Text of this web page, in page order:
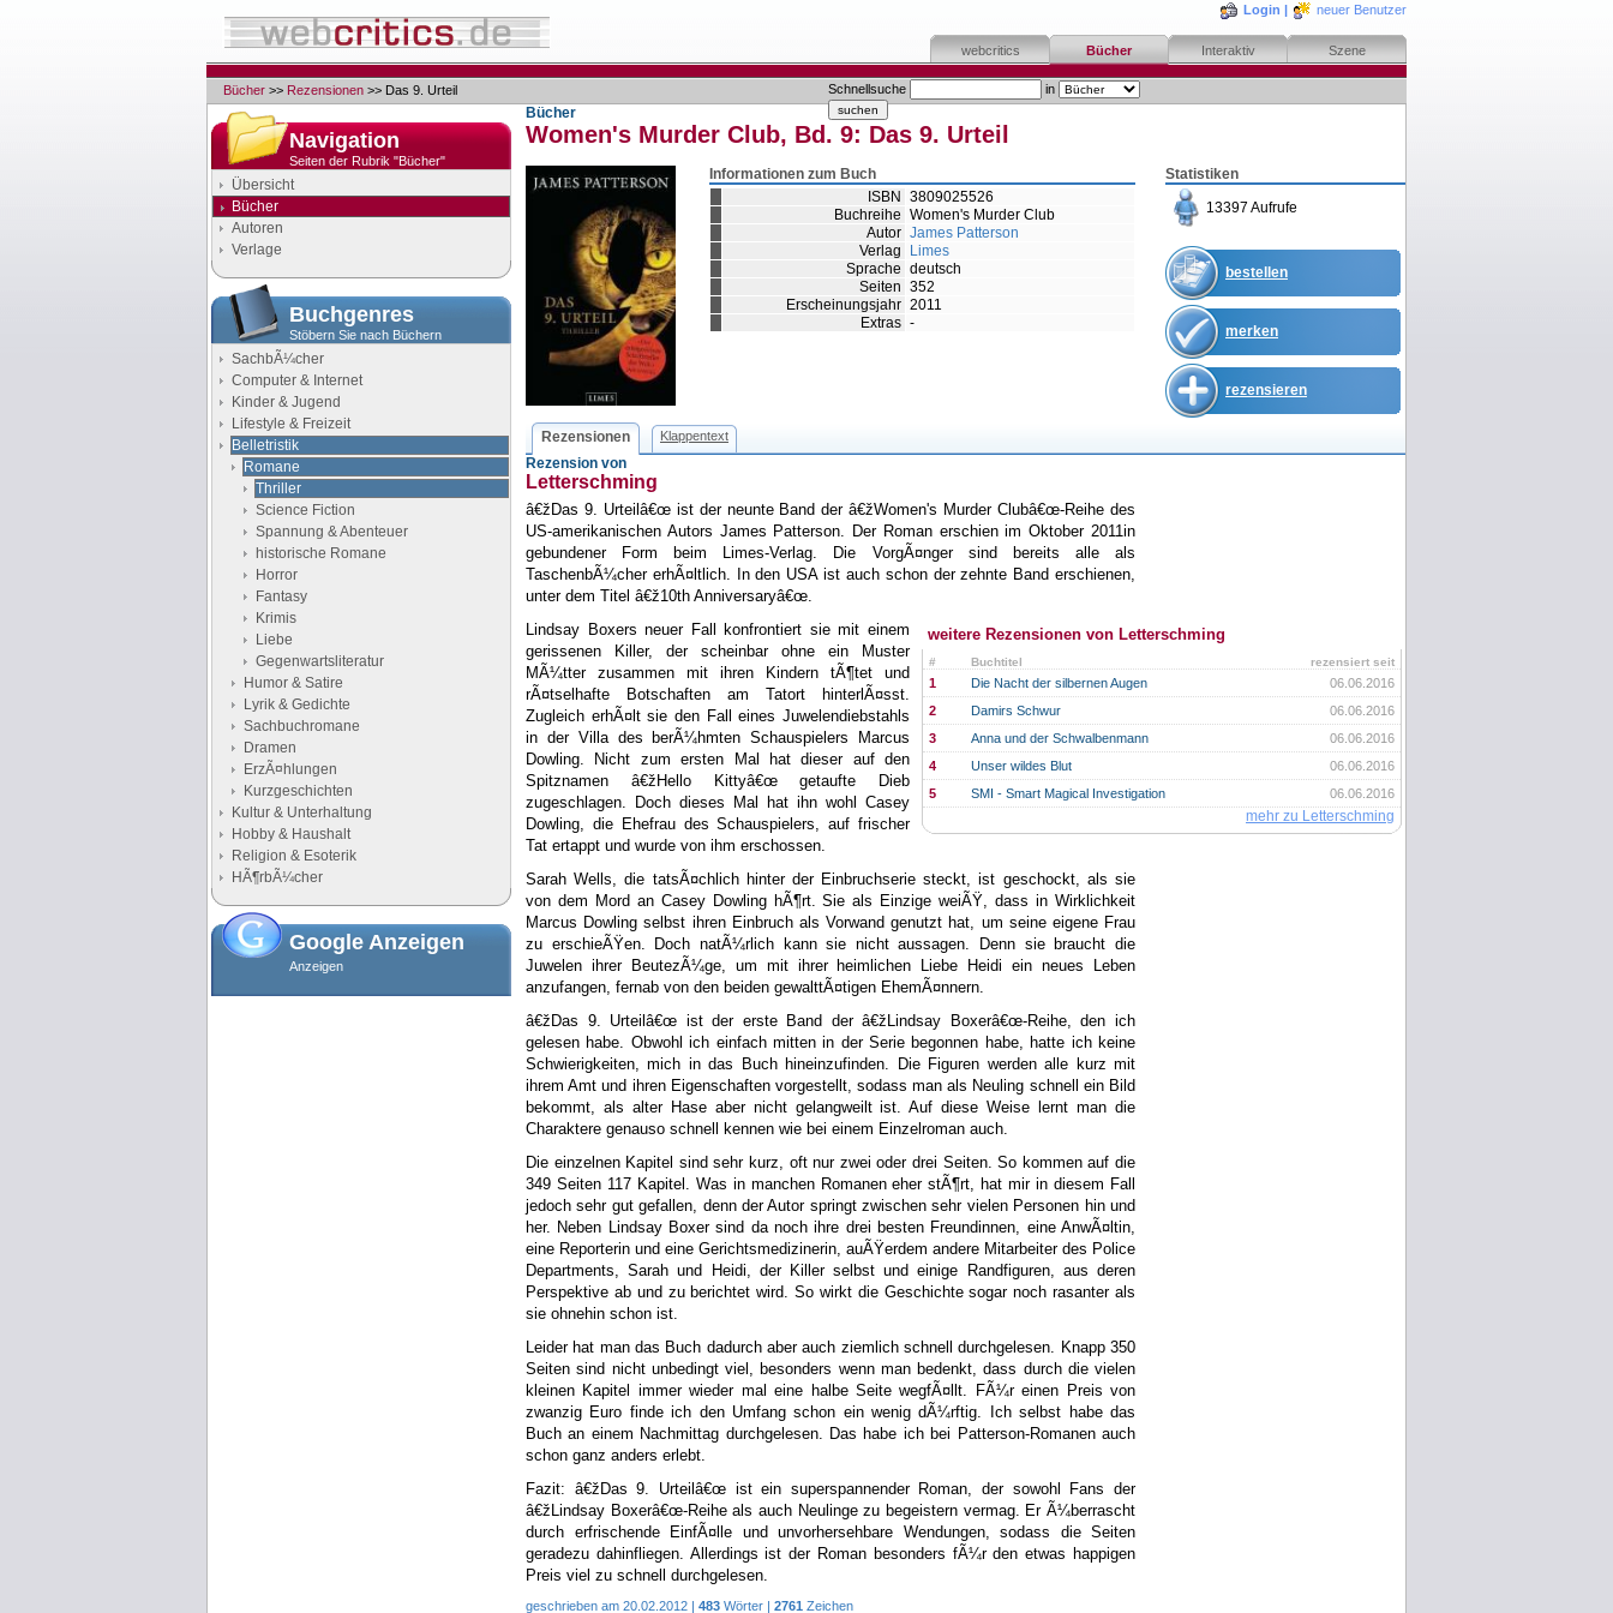
Login | neuer Benutzer
webcritics Bücher Interaktiv Szene
Schnellsuche in
Bücher >> Rezensionen >> Das 9. Urteil
Navigation
Seiten der Rubrik "Bücher"
Übersicht
Bücher
Autoren
Verlage
Buchgenres
Stöbern Sie nach Büchern
SachbÃ¼cher
Computer & Internet
Kinder & Jugend
Lifestyle & Freizeit
Belletristik
Romane
Thriller
Science Fiction
Spannung & Abenteuer
historische Romane
Horror
Fantasy
Krimis
Liebe
Gegenwartsliteratur
Humor & Satire
Lyrik & Gedichte
Sachbuchromane
Dramen
ErzÃ¤hlungen
Kurzgeschichten
Kultur & Unterhaltung
Hobby & Haushalt
Religion & Esoterik
HÃ¶rbÃ¼cher
Google Anzeigen
Anzeigen
Bücher
Women's Murder Club, Bd. 9: Das 9. Urteil
Statistiken
13397 Aufrufe
bestellen
merken
rezensieren
Informationen zum Buch
ISBN
3809025526
Buchreihe Women's Murder Club
Autor James Patterson
Verlag
Limes
Sprache deutsch
Seiten 352
Erscheinungsjahr 2011
Extras -
Rezensionen Klappentext
Rezension von
Letterschming
â€žDas 9. Urteilâ€œ ist der neunte Band der â€žWomen's Murder Clubâ€œ-Reihe des
US-amerikanischen Autors James Patterson. Der Roman erschien im Oktober 2011in
gebundener Form beim Limes-Verlag. Die VorgÃ¤nger sind bereits alle als
TaschenbÃ¼cher erhÃ¤ltlich. In den USA ist auch schon der zehnte Band erschienen,
unter dem Titel â€ž10th Anniversaryâ€œ.
weitere Rezensionen von Letterschming
# rezensiert seit
Buchtitel
1 06.06.2016
Die Nacht der silbernen Augen
2
06.06.2016
Damirs Schwur
3
06.06.2016
Anna und der Schwalbenmann
4
06.06.2016
Unser wildes Blut
5
06.06.2016
SMI - Smart Magical Investigation
mehr zu Letterschming
Lindsay Boxers neuer Fall konfrontiert sie mit einem
gerissenen Killer, der scheinbar ohne ein Muster
MÃ¼tter zusammen mit ihren Kindern tÃ¶tet und
rÃ¤tselhafte Botschaften am Tatort hinterlÃ¤sst.
Zugleich erhÃ¤lt sie den Fall eines Juwelendiebstahls
in der Villa des berÃ¼hmten Schauspielers Marcus
Dowling. Nicht zum ersten Mal hat dieser auf den
Spitznamen â€žHello Kittyâ€œ getaufte Dieb
zugeschlagen. Doch dieses Mal hat ihn wohl Casey
Dowling, die Ehefrau des Schauspielers, auf frischer
Tat ertappt und wurde von ihm erschossen.
Sarah Wells, die tatsÃ¤chlich hinter der Einbruchserie steckt, ist geschockt, als sie
von dem Mord an Casey Dowling hÃ¶rt. Sie als Einzige weiÃŸ, dass in Wirklichkeit
Marcus Dowling selbst ihren Einbruch als Vorwand genutzt hat, um seine eigene Frau
zu erschieÃŸen. Doch natÃ¼rlich kann sie nicht aussagen. Denn sie braucht die
Juwelen ihrer BeutezÃ¼ge, um mit ihrer heimlichen Liebe Heidi ein neues Leben
anzufangen, fernab von den beiden gewalttÃ¤tigen EhemÃ¤nnern.
â€žDas 9. Urteilâ€œ ist der erste Band der â€žLindsay Boxerâ€œ-Reihe, den ich
gelesen habe. Obwohl ich einfach mitten in der Serie begonnen habe, hatte ich keine
Schwierigkeiten, mich in das Buch hineinzufinden. Die Figuren werden alle kurz mit
ihrem Amt und ihren Eigenschaften vorgestellt, sodass man als Neuling schnell ein Bild
bekommt, als alter Hase aber nicht gelangweilt ist. Auf diese Weise lernt man die
Charaktere genauso schnell kennen wie bei einem Einzelroman auch.
Die einzelnen Kapitel sind sehr kurz, oft nur zwei oder drei Seiten. So kommen auf die
349 Seiten 117 Kapitel. Was in manchen Romanen eher stÃ¶rt, hat mir in diesem Fall
jedoch sehr gut gefallen, denn der Autor springt zwischen sehr vielen Personen hin und
her. Neben Lindsay Boxer sind da noch ihre drei besten Freundinnen, eine AnwÃ¤ltin,
eine Reporterin und eine Gerichtsmedizinerin, auÃŸerdem andere Mitarbeiter des Police
Departments, Sarah und Heidi, der Killer selbst und einige Randfiguren, aus deren
Perspektive ab und zu berichtet wird. So wirkt die Geschichte sogar noch rasanter als
sie ohnehin schon ist.
Leider hat man das Buch dadurch aber auch ziemlich schnell durchgelesen. Knapp 350
Seiten sind nicht unbedingt viel, besonders wenn man bedenkt, dass durch die vielen
kleinen Kapitel immer wieder mal eine halbe Seite wegfÃ¤llt. FÃ¼r einen Preis von
zwanzig Euro finde ich den Umfang schon ein wenig dÃ¼rftig. Ich selbst habe das
Buch an einem Nachmittag durchgelesen. Das habe ich bei Patterson-Romanen auch
schon ganz anders erlebt.
Fazit: â€žDas 9. Urteilâ€œ ist ein superspannender Roman, der sowohl Fans der
â€žLindsay Boxerâ€œ-Reihe als auch Neulinge zu begeistern vermag. Er Ã¼berrascht
durch erfrischende EinfÃ¤lle und unvorhersehbare Wendungen, sodass die Seiten
geradezu dahinfliegen. Allerdings ist der Roman besonders fÃ¼r den etwas happigen
Preis viel zu schnell durchgelesen.
geschrieben am 20.02.2012 | 483 Wörter | 2761 Zeichen